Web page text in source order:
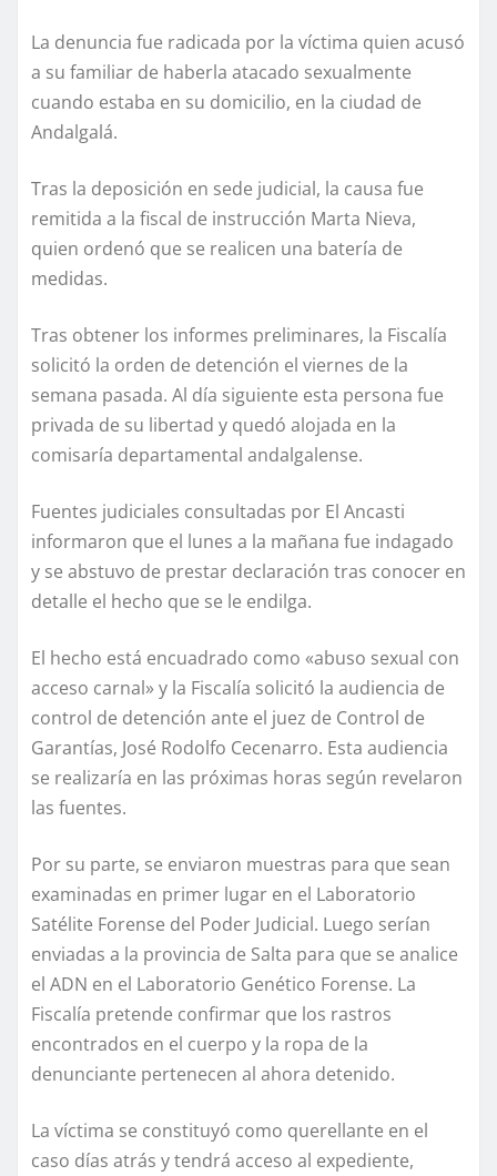
La denuncia fue radicada por la víctima quien acusó
a su familiar de haberla atacado sexualmente
cuando estaba en su domicilio, en la ciudad de
Andalgalá.
Tras la deposición en sede judicial, la causa fue
remitida a la fiscal de instrucción Marta Nieva,
quien ordenó que se realicen una batería de
medidas.
Tras obtener los informes preliminares, la Fiscalía
solicitó la orden de detención el viernes de la
semana pasada. Al día siguiente esta persona fue
privada de su libertad y quedó alojada en la
comisaría departamental andalgalense.
Fuentes judiciales consultadas por El Ancasti
informaron que el lunes a la mañana fue indagado
y se abstuvo de prestar declaración tras conocer en
detalle el hecho que se le endilga.
El hecho está encuadrado como «abuso sexual con
acceso carnal» y la Fiscalía solicitó la audiencia de
control de detención ante el juez de Control de
Garantías, José Rodolfo Cecenarro. Esta audiencia
se realizaría en las próximas horas según revelaron
las fuentes.
Por su parte, se enviaron muestras para que sean
examinadas en primer lugar en el Laboratorio
Satélite Forense del Poder Judicial. Luego serían
enviadas a la provincia de Salta para que se analice
el ADN en el Laboratorio Genético Forense. La
Fiscalía pretende confirmar que los rastros
encontrados en el cuerpo y la ropa de la
denunciante pertenecen al ahora detenido.
La víctima se constituyó como querellante en el
caso días atrás y tendrá acceso al expediente,